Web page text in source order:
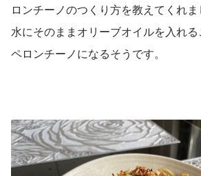
ロンチーノのつくり方を教えてくれ
水にそのままオリーブオイルを入れ
ペロンチーノになるそうです。